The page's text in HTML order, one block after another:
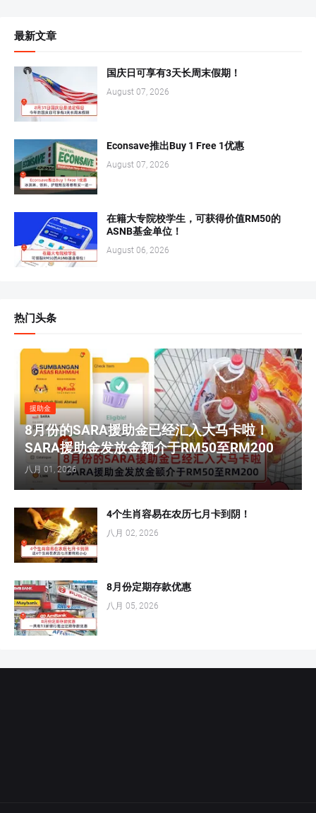
最新文章
国庆日可享有3天长周末假期！
August 07, 2026
Econsave推出Buy 1 Free 1优惠
August 07, 2026
在籍大专院校学生，可获得价值RM50的
ASNB基金单位！
August 06, 2026
热门头条
援助金
8月份的SARA援助金已经汇入大马卡啦！
SARA援助金发放金额介于RM50至RM200
八月 01, 2026
4个生肖容易在农历七月卡到阴！
八月 02, 2026
8月份定期存款优惠
八月 05, 2026